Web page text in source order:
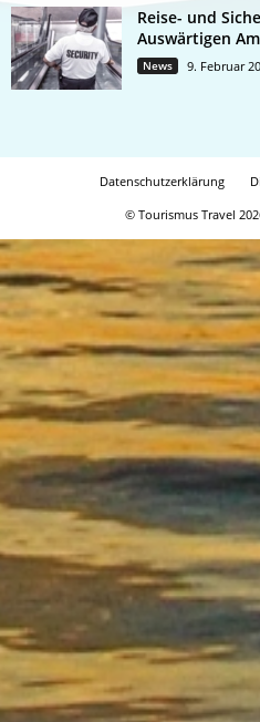
Reise- und
Auswärtigen
News 9. Februar
Datenschutzerklärung
© Tourismus Travel